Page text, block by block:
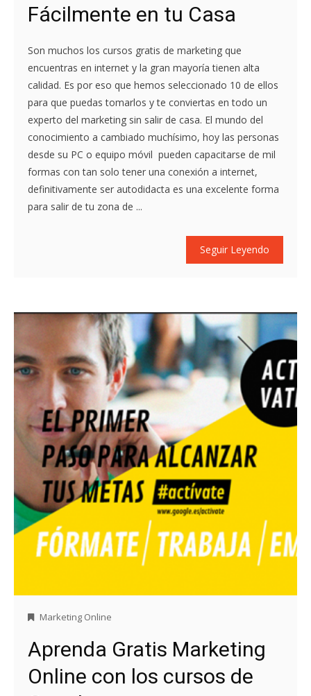
Fácilmente en tu Casa
Son muchos los cursos gratis de marketing que
encuentras en internet y la gran mayoría tienen alta
calidad. Es por eso que hemos seleccionado 10 de ellos
para que puedas tomarlos y te conviertas en todo un
experto del marketing sin salir de casa. El mundo del
conocimiento a cambiado muchísimo, hoy las personas
desde su PC o equipo móvil pueden capacitarse de mil
formas con tan solo tener una conexión a internet,
definitivamente ser autodidacta es una excelente forma
para salir de tu zona de ...
Seguir Leyendo
Marketing Online
Aprenda Gratis Marketing
Online con los cursos de